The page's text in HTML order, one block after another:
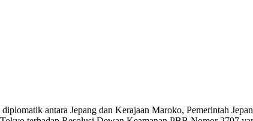
antara Jepang dan Kerajaan Maroko, Pemerintah